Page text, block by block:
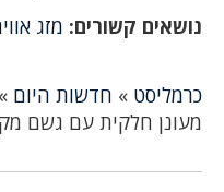
נושאים קשורים: מזג
כרמליסט » חדשות היום »
מעונן חלקית עם גשם